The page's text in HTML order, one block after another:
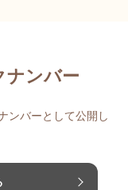
ナンバー
ンバーとして公開し